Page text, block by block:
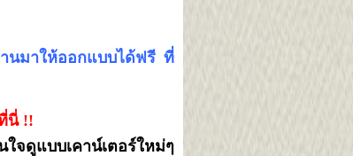
นมาให้ออกแบบได้ฟรี ที่
นี่ !!
ดูแบบเคาน์เตอร์ใหม่ๆ